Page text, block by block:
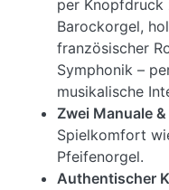
per Knopfdruck
Barockorgel,
französischer
Symphonik –
musikalische
Zwei Manuale
Spielkomfort
Pfeifenorgel.
Authentischer